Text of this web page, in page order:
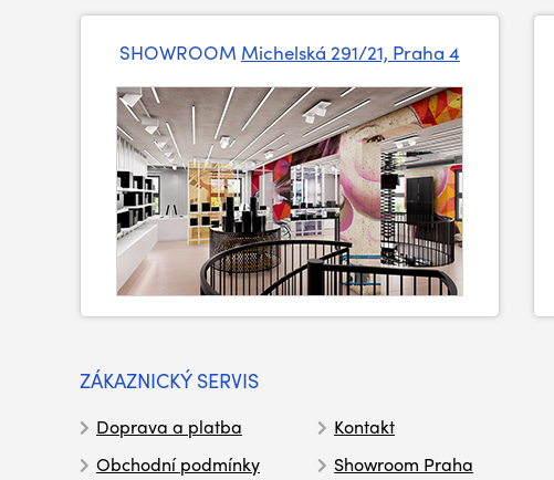
SHOWROOM Michelská 291/21, Praha 4
ZÁKAZNICKÝ SERVIS
Doprava a platba
Obchodní podmínky
Kontakt
Showroom Praha